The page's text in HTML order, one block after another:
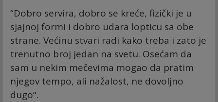
“Dobro servira, dobro se kreće, fizički je u
sjajnoj formi i dobro udara lopticu sa obe
strane. Većinu stvari radi kako treba i zato je
trenutno broj jedan na svetu. Osećam da
sam u nekim mečevima mogao da pratim
njegov tempo, ali nažalost, ne dovoljno
dugo“.